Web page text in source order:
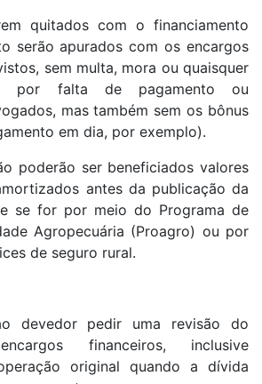
quitados com o financiamento
serão apurados com os encargos
sem multa, mora ou quaisquer
por falta de pagamento ou
mas também sem os bônus
em dia, por exemplo).
poderão ser beneficiados valores
antes da publicação da
se for por meio do Programa de
Agropecuária (Proagro) ou por
de seguro rural.
devedor pedir uma revisão do
financeiros, inclusive
original quando a dívida